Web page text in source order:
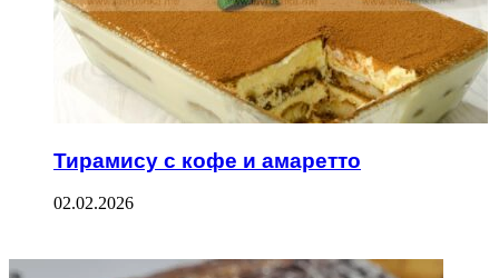
Тирамису с кофе и амаретто
02.02.2026